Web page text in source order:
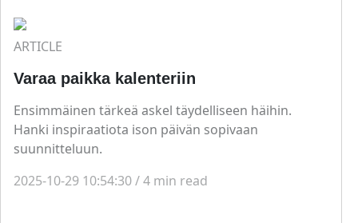
ARTICLE
Varaa paikka kalenteriin
Ensimmäinen tärkeä askel täydelliseen häihin.
Hanki inspiraatiota ison päivän sopivaan
suunnitteluun.
2025-10-29 10:54:30/4 min read